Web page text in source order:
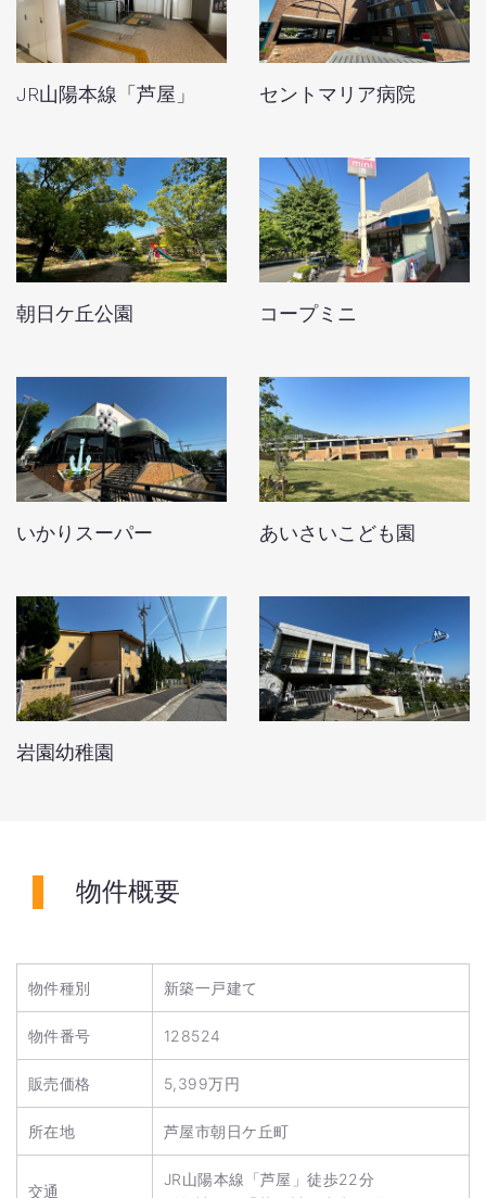
JR山陽本線「芦屋」 セントマリア病院
朝日ケ丘公園 コープミニ
いかりスーパー あいさいこども園
岩園幼稚園
物件概要
物件種別 新築一戸建て
物件番号 128524
販売価格 5,399万円
所在地 芦屋市朝日ケ丘町
交通
JR山陽本線「芦屋」徒歩22分